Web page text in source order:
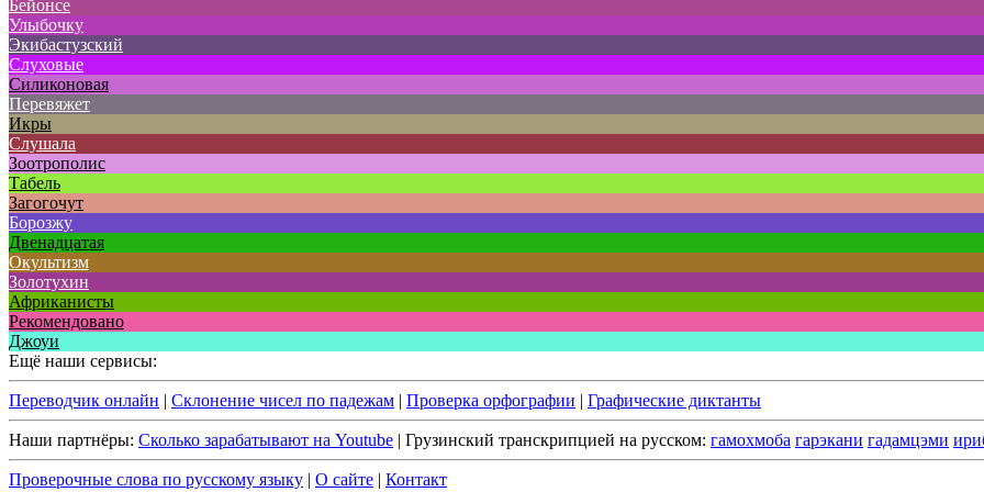
Бейонсе
Улыбочку
Экибастузский
Слуховые
Силиконовая
Перевяжет
Икры
Слушала
Зоотрополис
Табель
Загогочут
Борозжу
Двенадцатая
Окультизм
Золотухин
Африканисты
Рекомендовано
Джоуи
Ещё наши сервисы:
Переводчик онлайн | Склонение чисел по падежам | Проверка орфографии | Графические диктанты
Наши партнёры: Сколько зарабатывают на Youtube | Грузинский транскрипцией на русском: гамохмоба гарэкани гадамцэми
Проверочные слова по русскому языку | О сайте | Контакт